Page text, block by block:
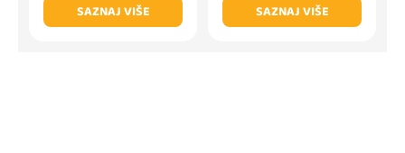
SAZNAJ VIŠE
SAZNAJ VIŠE